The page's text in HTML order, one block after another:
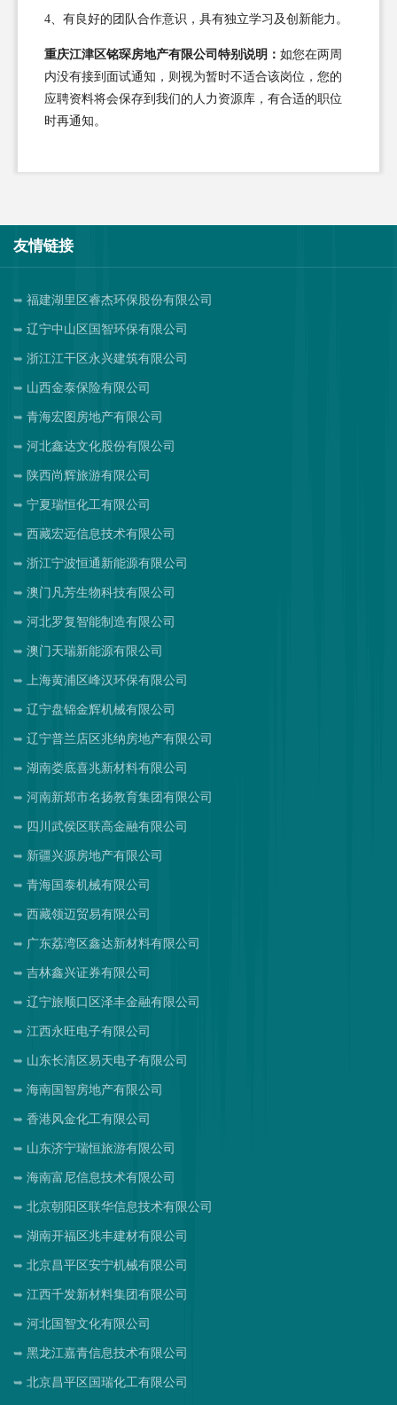
4、有良好的团队合作意识，具有独立学习及创新能力。
重庆江津区铭琛房地产有限公司特别说明： 如您在两周
内没有接到面试通知，则视为暂时不适合该岗位，您的
应聘资料将会保存到我们的人力资源库，有合适的职位
时再通知。
友情链接
福建湖里区睿杰环保股份有限公司
辽宁中山区国智环保有限公司
浙江江干区永兴建筑有限公司
山西金泰保险有限公司
青海宏图房地产有限公司
河北鑫达文化股份有限公司
陕西尚辉旅游有限公司
宁夏瑞恒化工有限公司
西藏宏远信息技术有限公司
浙江宁波恒通新能源有限公司
澳门凡芳生物科技有限公司
河北罗复智能制造有限公司
澳门天瑞新能源有限公司
上海黄浦区峰汉环保有限公司
辽宁盘锦金辉机械有限公司
辽宁普兰店区兆纳房地产有限公司
湖南娄底喜兆新材料有限公司
河南新郑市名扬教育集团有限公司
四川武侯区联高金融有限公司
新疆兴源房地产有限公司
青海国泰机械有限公司
西藏领迈贸易有限公司
广东荔湾区鑫达新材料有限公司
吉林鑫兴证券有限公司
辽宁旅顺口区泽丰金融有限公司
江西永旺电子有限公司
山东长清区易天电子有限公司
海南国智房地产有限公司
香港风金化工有限公司
山东济宁瑞恒旅游有限公司
海南富尼信息技术有限公司
北京朝阳区联华信息技术有限公司
湖南开福区兆丰建材有限公司
北京昌平区安宁机械有限公司
江西千发新材料集团有限公司
河北国智文化有限公司
黑龙江嘉青信息技术有限公司
北京昌平区国瑞化工有限公司